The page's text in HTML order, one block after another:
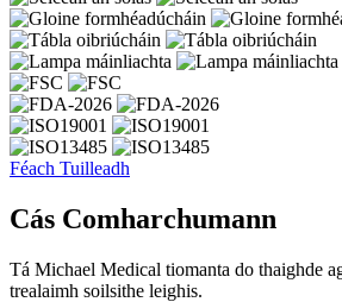
Féach Tuilleadh
Cás Comharchumann
Tá Michael Medical tiomanta do thaighde
trealaimh soilsithe leighis.